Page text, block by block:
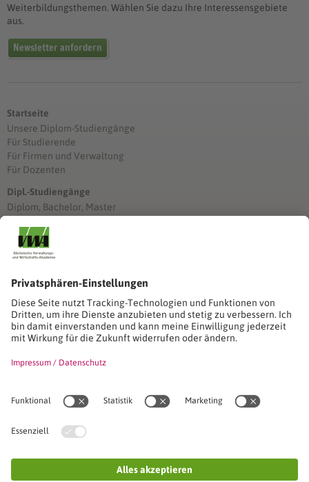
Weiterbildungsthemen. Wählen Sie dazu Ihre Interessensgebiete
aus.
Newsletter anfordern
Startseite
Unsere Diplom-Studiengänge
Für Studierende
Für Firmen und Verwaltung
Für Dozenten
Dipl.-Studiengänge
Diplom, Bachelor, Master
Stimmen unserer Absolventinnen und Absolventen
Stimmen unserer Absolventinnen und Absolventen
Seminare
Seminardatenbank
Inhouseanfragen
Seminarreihen
VWA stellt sich vor
Unser SVWA-Team